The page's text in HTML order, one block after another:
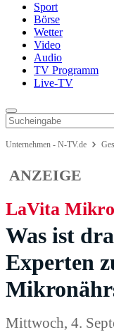
Sport
Börse
Wetter
Video
Audio
TV Programm
Live-TV
Unternehmen - N-TV.de
ANZEIGE
LaVita
Was ist
Experten
Mittwoch, 4.